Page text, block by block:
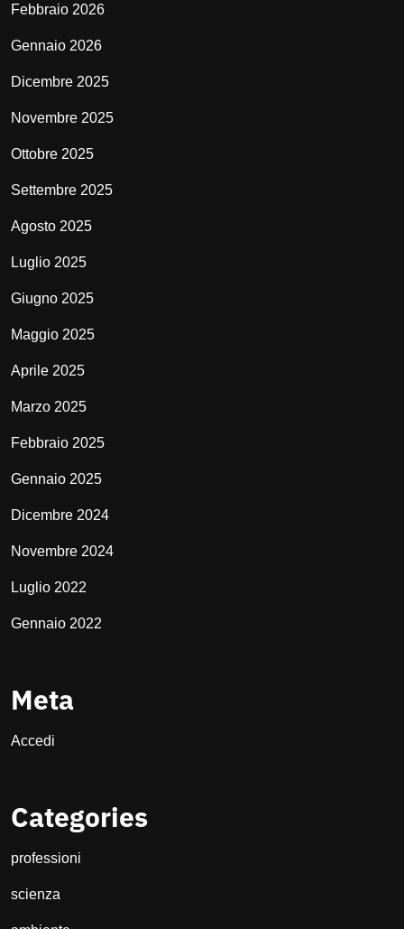
Febbraio 2026
Gennaio 2026
Dicembre 2025
Novembre 2025
Ottobre 2025
Settembre 2025
Agosto 2025
Luglio 2025
Giugno 2025
Maggio 2025
Aprile 2025
Marzo 2025
Febbraio 2025
Gennaio 2025
Dicembre 2024
Novembre 2024
Luglio 2022
Gennaio 2022
Meta
Accedi
Categories
professioni
scienza